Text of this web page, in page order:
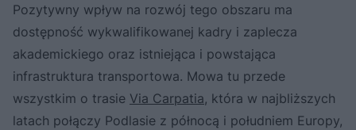
Pozytywny wpływ na rozwój tego obszaru ma
dostępność wykwalifikowanej kadry i zaplecza
akademickiego oraz istniejąca i powstająca
infrastruktura transportowa. Mowa tu przede
wszystkim o trasie Via Carpatia, która w najbliższych
latach połączy Podlasie z północą i południem Europy,